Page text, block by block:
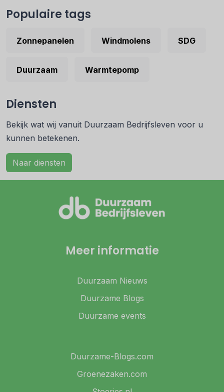
Populaire tags
Zonnepanelen Windmolens SDG
Duurzaam Warmtepomp
Diensten
Bekijk wat wij vanuit Duurzaam Bedrijfsleven voor u
kunnen betekenen.
Naar diensten
Meer informatie
Duurzaam Nieuws
Duurzame Blogs
Duurzame events
Duurzame-Blogs.com
Groenezaken.com